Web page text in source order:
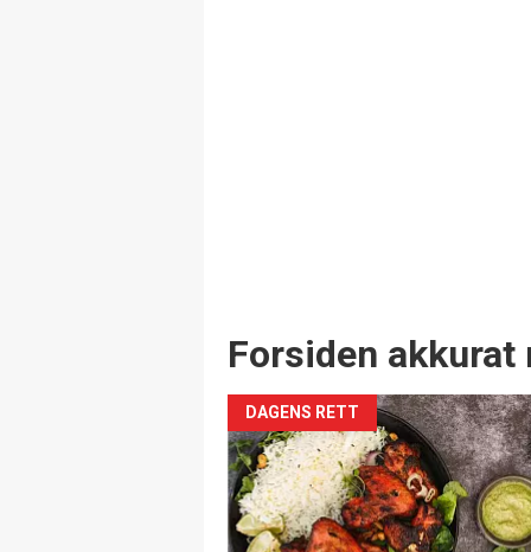
Forsiden akkurat
DAGENS RETT